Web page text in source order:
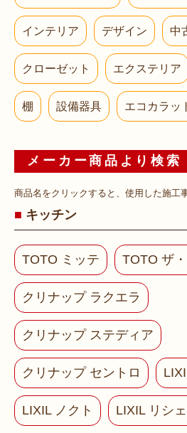
インテリア デザイン 中
クローゼット エクステリア
棚 設備器具 エコカラッ
メーカー商品より検索
商品名をクリックすると、使用した施工
キッチン
TOTO ミッテ TOTO ザ
クリナップ ラクエラ
クリナップ ステディア
クリナップ セントロ
LIXIL ノクト LIXIL リシ